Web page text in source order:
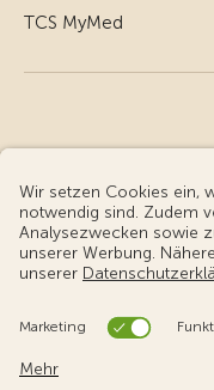
TCS MyMed
©